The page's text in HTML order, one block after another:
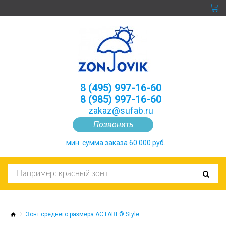
Позвонить
8 (495) 997-16-60
8 (985) 997-16-60
zakaz@sufab.ru
мин. сумма заказа 60 000 руб.
Зонт среднего размера AC FARE® Style